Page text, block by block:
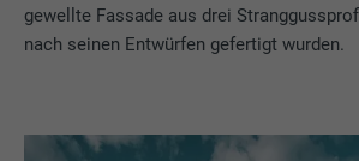
gewellte Fassade aus drei
nach seinen Entwürfen gefertigt wurden.